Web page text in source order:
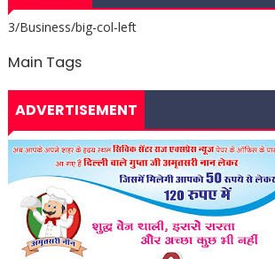
3/Business/big-col-left
Main Tags
ADVERTISEMENT